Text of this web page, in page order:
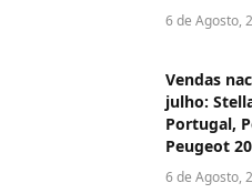
6 de Agosto,
Vendas
julho:
Portugal,
Peugeot
6 de Agosto,